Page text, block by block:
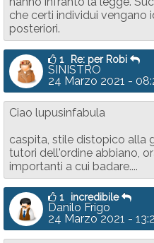
che certi individui vengano
posteriori.
1 Re: per Robi
SINISTRO
24 Marzo 2021 -
Ciao lupusinfabula
caspita, stile distopico alla
tutori dell'ordine abbiano,
importanti a cui badare....
1 incredibile
Danilo Frigo
24 Marzo 2021 -